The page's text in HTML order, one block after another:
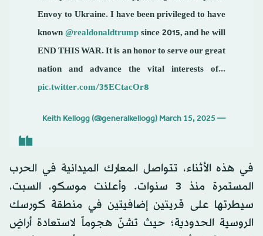
Envoy to Ukraine. I have been privileged to have
known @realdonaldtrumpsince 2015, and he will
END THIS WAR. It is an honor to serve our great
nation and advance the vital interests of...
pic.twitter.com/35ECtacOr8
— Keith Kellogg (@generalkellogg)
March 15, 2025
في هذه الأثناء، تتواصل المعارك الميدانية في الحرب
المستمرة منذ 3 سنوات. وأعلنت موسكو، السبت،
سيطرتها على قريتين إضافيتين في منطقة كورسك
الروسية الحدودية؛ حيث تشنّ هجوماً لاستعادة أراضٍ